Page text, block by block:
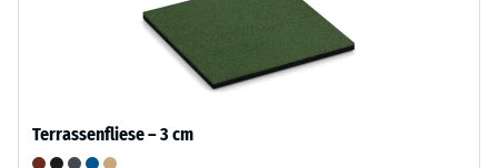
Terrassenfliese – 3 cm